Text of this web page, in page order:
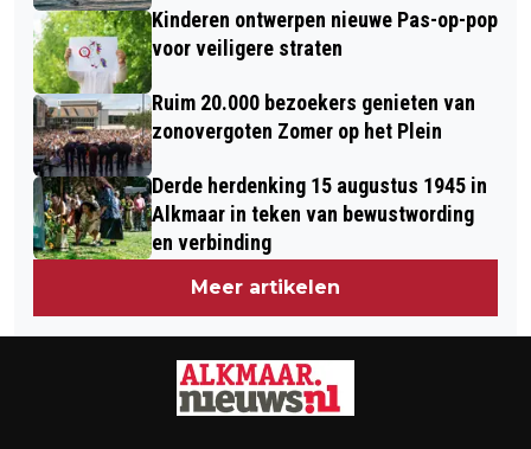
Kinderen ontwerpen nieuwe Pas-op-pop
voor veiligere straten
Ruim 20.000 bezoekers genieten van
zonovergoten Zomer op het Plein
Derde herdenking 15 augustus 1945 in
Alkmaar in teken van bewustwording
en verbinding
Meer artikelen